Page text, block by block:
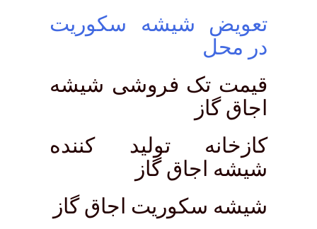
تعویض شیشه سکوریت
در محل
قیمت تک فروشی شیشه
اجاق گاز
کازخانه تولید کننده
شیشه اجاق گاز
شیشه سکوریت اجاق گاز